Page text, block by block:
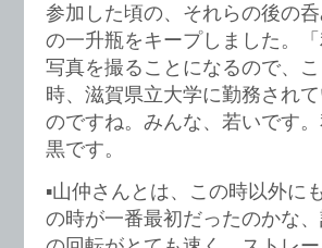
参加した頃の、それらの後の
の一升瓶をキープしました。
写真を撮ることになるので、
時、滋賀県立大学に勤務され
のですね。みんな、若いです
黒です。
▪️山仲さんとは、この時以外に
の時が一番最初だったのかな